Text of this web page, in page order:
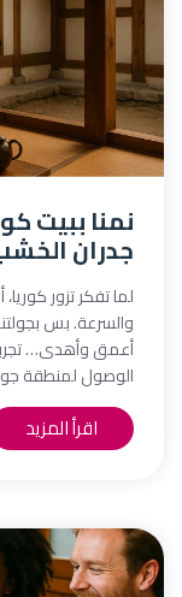
نمنا ببيت
جدران
لما تفكر تزور
والسرعة. بس
أعمق وأهدى…
الوصول لمنطقة
اقرأ المزيد